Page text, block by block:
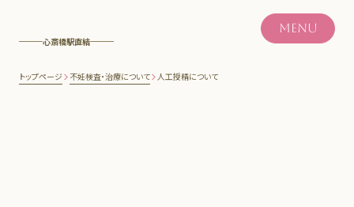
心斎橋駅直結
MENU
トップページ 不妊検査・治療について 人工授精について